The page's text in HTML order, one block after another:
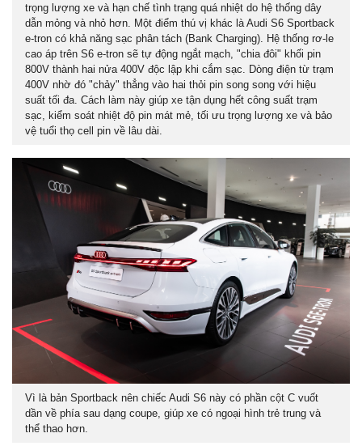
trọng lượng xe và hạn chế tình trạng quá nhiệt do hệ thống dây
dẫn mỏng và nhỏ hơn. Một điểm thú vị khác là Audi S6 Sportback
e-tron có khả năng sạc phân tách (Bank Charging). Hệ thống rơ-le
cao áp trên S6 e-tron sẽ tự động ngắt mạch, "chia đôi" khối pin
800V thành hai nửa 400V độc lập khi cắm sạc. Dòng điện từ trạm
400V nhờ đó "chảy" thẳng vào hai thỏi pin song song với hiệu
suất tối đa. Cách làm này giúp xe tận dụng hết công suất trạm
sạc, kiểm soát nhiệt độ pin mát mẻ, tối ưu trọng lượng xe và bảo
vệ tuổi thọ cell pin về lâu dài.
Vì là bản Sportback nên chiếc Audi S6 này có phần cột C vuốt
dần về phía sau dạng coupe, giúp xe có ngoại hình trẻ trung và
thể thao hơn.